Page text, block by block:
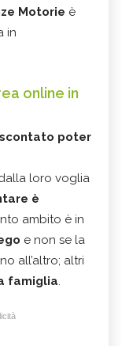
Motorie è
in
online in
poter
loro voglia
è
ambito è in
e non se la
all’altro; altri
famiglia.